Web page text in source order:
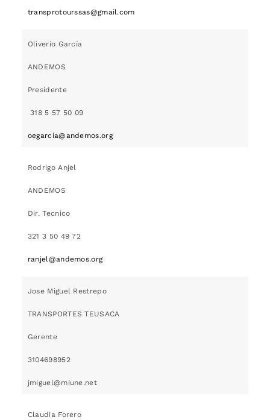
transprotourssas@gmail.com
Oliverio García
ANDEMOS
Presidente
318 5 57 50 09
oegarcia@andemos.org
Rodrigo Anjel
ANDEMOS
Dir. Tecnico
321 3 50 49 72
ranjel@andemos.org
Jose Miguel Restrepo
TRANSPORTES TEUSACA
Gerente
3104698952
jmiguel@miune.net
Claudia Forero